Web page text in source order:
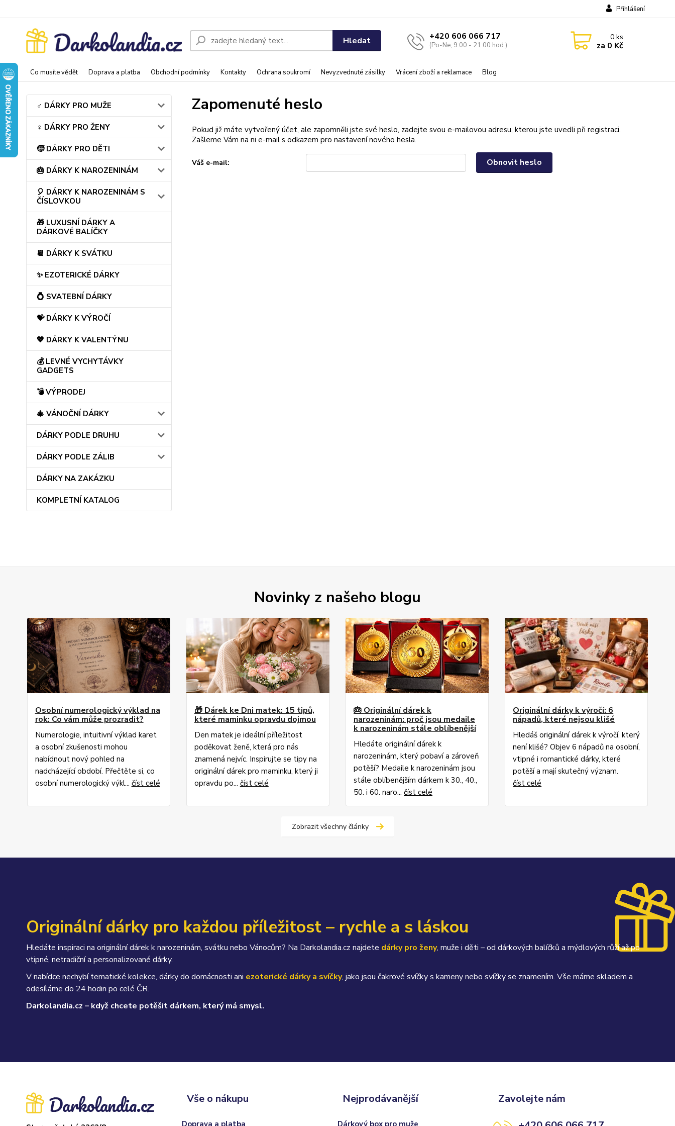
Co musíte vědět Doprava a platba Obchodní podmínky Kontakty Ochrana soukromí Nevyzvednuté zásilky Vrácení zboží a reklamace Blog
Přihlášení
Hledat +420 606 066 717
(Po-Ne, 9:00 - 21:00 hod.)
0ks
za 0 Kč
♂️ DÁRKY PRO MUŽE
♀️ DÁRKY PRO ŽENY
🧒 DÁRKY PRO DĚTI
🎂 DÁRKY K NAROZENINÁM
🎈 DÁRKY K NAROZENINÁM S
ČÍSLOVKOU
🎁 LUXUSNÍ DÁRKY A
DÁRKOVÉ BALÍČKY
📆 DÁRKY K SVÁTKU
✨ EZOTERICKÉ DÁRKY
💍 SVATEBNÍ DÁRKY
💝 DÁRKY K VÝROČÍ
💖 DÁRKY K VALENTÝNU
💰 LEVNÉ VYCHYTÁVKY
GADGETS
💣 VÝPRODEJ
🎄 VÁNOČNÍ DÁRKY
DÁRKY PODLE DRUHU
DÁRKY PODLE ZÁLIB
DÁRKY NA ZAKÁZKU
KOMPLETNÍ KATALOG
Zapomenuté heslo
Pokud již máte vytvořený účet, ale zapomněli jste své heslo, zadejte svou e-mailovou adresu, kterou jste uvedli při registraci.
Zašleme Vám na ni e-mail s odkazem pro nastavení nového hesla.
Váš e-mail: Obnovit heslo
Novinky z našeho blogu
Osobní numerologický výklad na
rok: Co vám může prozradit?
Numerologie, intuitivní výklad karet
a osobní zkušenosti mohou
nabídnout nový pohled na
nadcházející období. Přečtěte si, co
osobní numerologický výkl... číst celé
🎁 Dárek ke Dni matek: 15 tipů,
které maminku opravdu dojmou
Den matek je ideální příležitost
poděkovat ženě, která pro nás
znamená nejvíc. Inspirujte se tipy na
originální dárek pro maminku, který ji
opravdu po... číst celé
🎂 Originální dárek k
narozeninám: proč jsou medaile
k narozeninám stále oblíbenější
Hledáte originální dárek k
narozeninám, který pobaví a zároveň
potěší? Medaile k narozeninám jsou
stále oblíbenějším dárkem k 30., 40.,
50. i 60. naro... číst celé
Originální dárky k výročí: 6
nápadů, které nejsou klišé
Hledáš originální dárek k výročí, který
není klišé? Objev 6 nápadů na osobní,
vtipné i romantické dárky, které
potěší a mají skutečný význam.
číst celé
Zobrazit všechny články
Originální dárky pro každou příležitost – rychle a s láskou
Hledáte inspiraci na originální dárek k narozeninám, svátku nebo Vánocům? Na Darkolandia.cz najdete dárky pro ženy, muže i děti – od dárkových balíčků a mýdlových růží až po
vtipné, netradiční a personalizované dárky.
V nabídce nechybí tematické kolekce, dárky do domácnosti ani ezoterické dárky a svíčky, jako jsou čakrové svíčky s kameny nebo svíčky se znamením. Vše máme skladem a
odesíláme do 24 hodin po celé ČR.
Darkolandia.cz – když chcete potěšit dárkem, který má smysl.
Vše o nákupu
Doprava a platba
Nejprodávanější
Dárkový box pro muže
Zavolejte nám